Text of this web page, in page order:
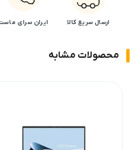
ارسال سریع کالا ایران سرای
محصولات مشابه